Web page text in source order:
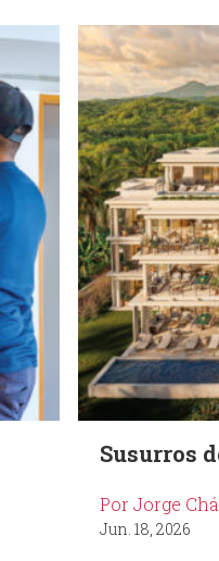
Susurros
Por Jorge
Jun. 18, 2026